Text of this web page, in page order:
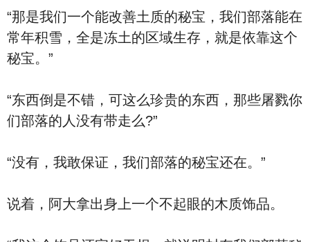
“那是我们一个能改善土质的秘宝，我们部落能在
常年积雪，全是冻土的区域生存，就是依靠这个
秘宝。”
“东西倒是不错，可这么珍贵的东西，那些屠戮你
们部落的人没有带走么?”
“没有，我敢保证，我们部落的秘宝还在。”
说着，阿大拿出身上一个不起眼的木质饰品。